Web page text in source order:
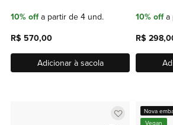
10% offa partir de 4 und.
R$ 570,00
Adicionar à sacola
10% offa
R$
Adicionar
Nova
Vegan